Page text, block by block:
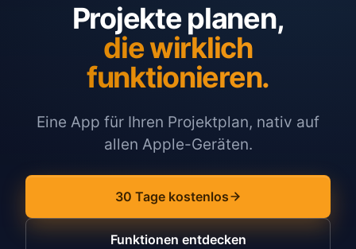
Projekte planen,
die wirklich
funktionieren.
Eine App für Ihren Projektplan, nativ auf
allen Apple-Geräten.
30 Tage kostenlos
Funktionen entdecken